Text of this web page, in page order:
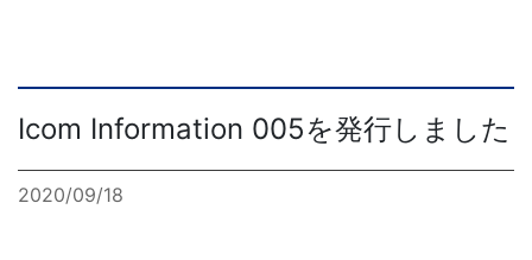
デジタルコンテンツ制作・撮影・その他
社員ブログ
Icom Information 005を発行しました
2020/09/18